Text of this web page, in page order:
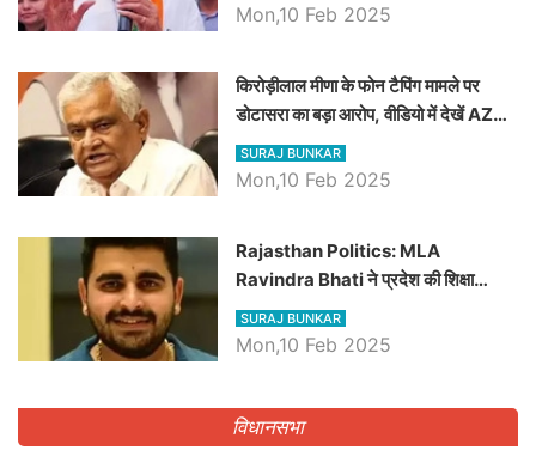
Mon,10 Feb 2025
किरोड़ीलाल मीणा के फोन टैपिंग मामले पर
डोटासरा का बड़ा आरोप, वीडियो में देखें AZ
बड़ी खबरें
SURAJ BUNKAR
Mon,10 Feb 2025
Rajasthan Politics: MLA
Ravindra Bhati ने प्रदेश की शिक्षा
व्यवस्था पर उठाए सवाल, Madan
Dilawar पर हमला करते हुए गिनवाये खाली
SURAJ BUNKAR
Mon,10 Feb 2025
विधानसभा